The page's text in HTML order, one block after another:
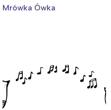
Mrówka Ówka